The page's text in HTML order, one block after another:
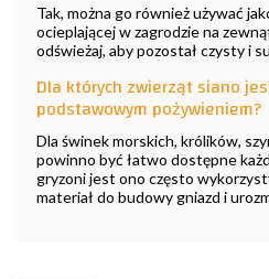
Tak, można go również używać
ocieplającej w zagrodzie na
odświeżaj, aby pozostał czysty i
Dla których zwierząt siano
podstawowym pożywieniem?
Dla świnek morskich, królików,
powinno być łatwo dostępne
gryzoni jest ono często
materiał do budowy gniazd i